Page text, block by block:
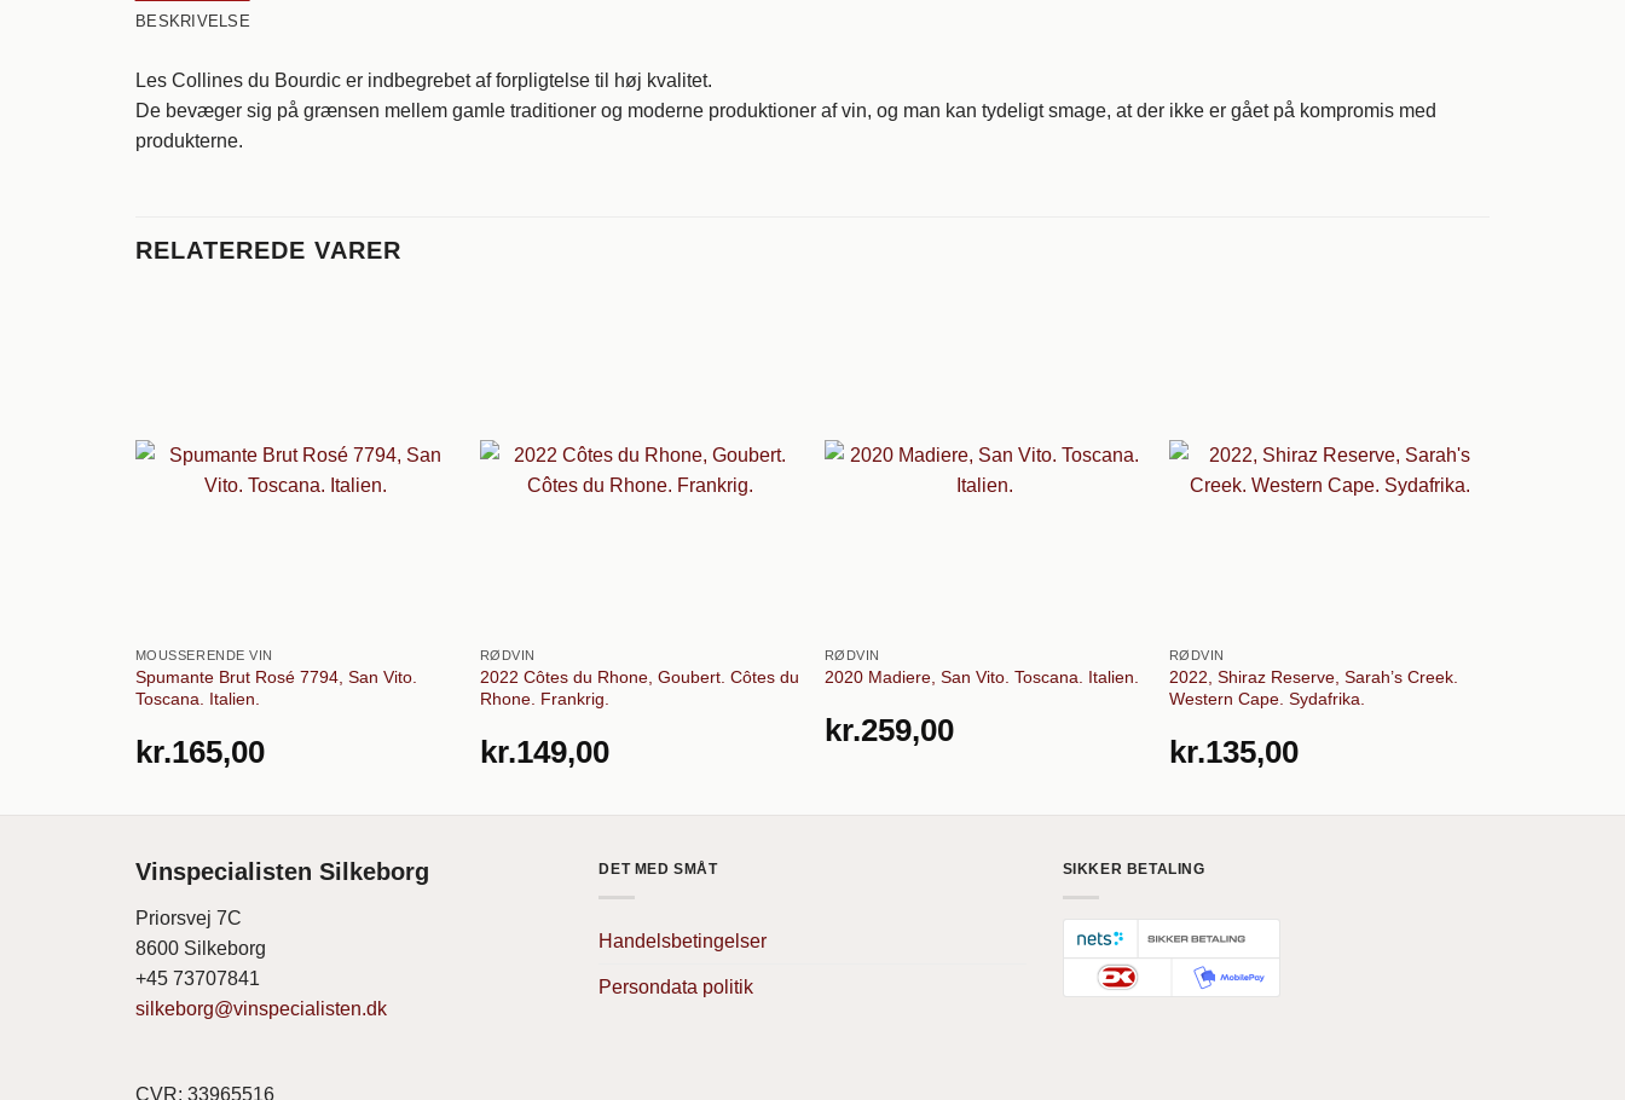
BESKRIVELSE
Les Collines du Bourdic er indbegrebet af forpligtelse til høj kvalitet.
De bevæger sig på grænsen mellem gamle traditioner og moderne produktioner af vin, og man kan tydeligt smage, at der ikke er gået på kompromis med
produkterne.
RELATEREDE VARER
MOUSSERENDE VIN
Spumante Brut Rosé 7794, San Vito.
Toscana. Italien.
kr.165,00
RØDVIN
2022 Côtes du Rhone, Goubert. Côtes du
Rhone. Frankrig.
kr.149,00
RØDVIN
2020 Madiere, San Vito. Toscana. Italien.
kr.259,00
RØDVIN
2022, Shiraz Reserve, Sarah’s Creek.
Western Cape. Sydafrika.
kr.135,00
Vinspecialisten Silkeborg
Priorsvej 7C
8600 Silkeborg
+45 73707841
silkeborg@vinspecialisten.dk
CVR: 33965516
DET MED SMÅT
Handelsbetingelser
Persondata politik
SIKKER BETALING